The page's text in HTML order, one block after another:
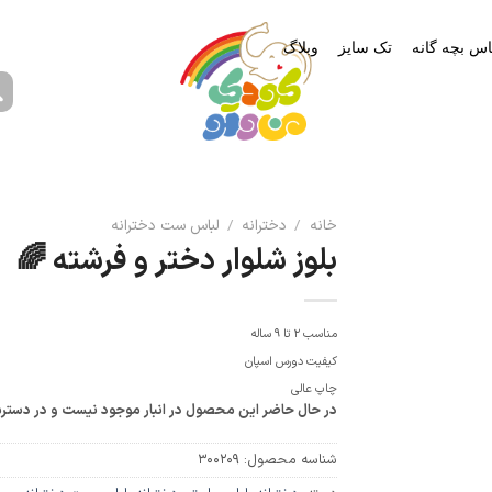
بچه گانه تک سایز وبلاگ
خانه / دخترانه / لباس ست دخترانه
بلوز شلوار دختر و فرشته 🌈
مناسب 2 تا 9 ساله
کیفیت دورس اسپان
چاپ عالی
در حال حاضر این محصول در انبار موجود نیست و در
شناسه محصول:300209